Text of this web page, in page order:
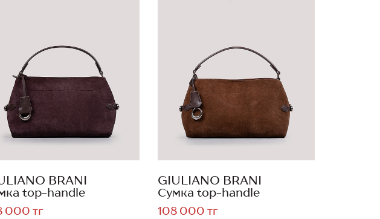
BRANI
top-handle
000 тг
GIULIANO BRANI
Сумка top-handle
108 000 тг